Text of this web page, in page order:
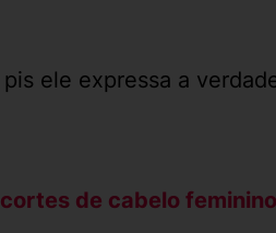
ele expressa a
de cabelo feminino